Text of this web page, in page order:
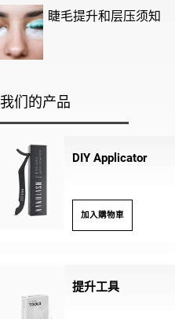
睫毛提升和层压须知
我们的产品
DIY Applicator
加入購物車
提升工具